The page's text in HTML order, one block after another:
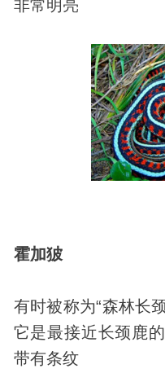
非常明亮
霍加狓
有时被称为“森林长
它是最接近长颈鹿
带有条纹